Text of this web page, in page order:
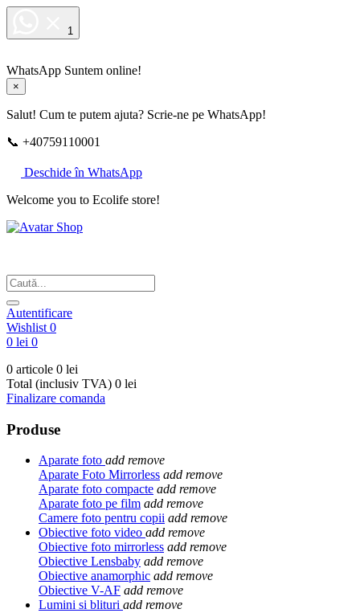
1
WhatsApp Suntem online!
×
Salut! Cum te putem ajuta? Scrie-ne pe WhatsApp!
📞 +40759110001
Deschide în WhatsApp
Welcome you to Ecolife store!
Autentificare
Wishlist 0
0 lei 0
0 articole 0 lei
Total (inclusiv TVA) 0 lei
Finalizare comanda
Produse
Aparate foto add remove
Aparate Foto Mirrorless add remove
Aparate foto compacte add remove
Aparate foto pe film add remove
Camere foto pentru copii add remove
Obiective foto video add remove
Obiective foto mirrorless add remove
Obiective Lensbaby add remove
Obiective anamorphic add remove
Obiective V-AF add remove
Lumini si blituri add remove